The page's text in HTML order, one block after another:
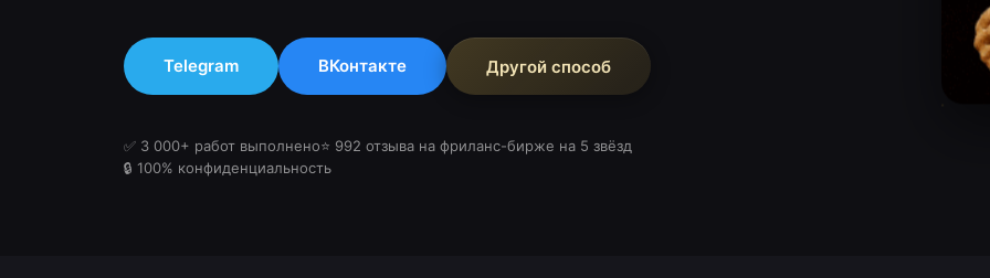
Telegram ВКонтакте Другой способ
✅ 3 000+ работ выполнено⭐ 992 отзыва на фриланс-бирже на 5 звёзд
🔒 100% конфиденциальность